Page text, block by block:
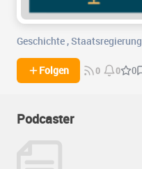
Geschichte ,Staatsregierung
Folgen 0 0 0
Podcaster